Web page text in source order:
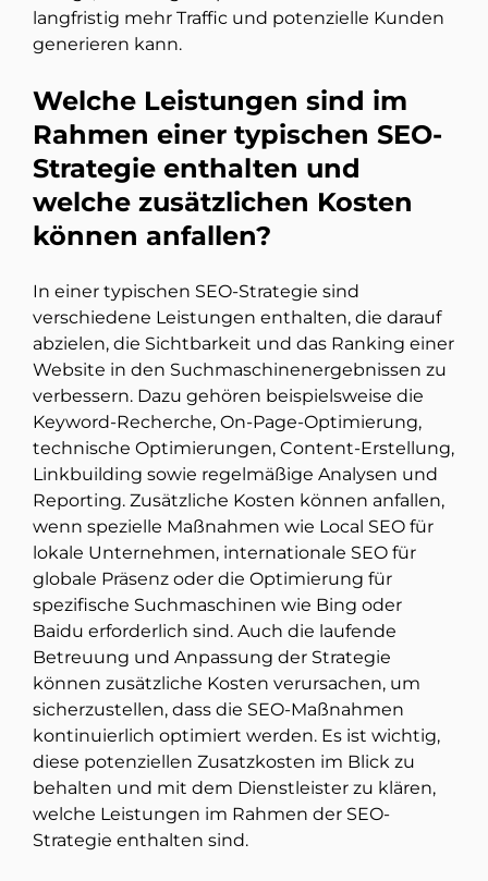
langfristig mehr Traffic und potenzielle Kunden
generieren kann.
Welche Leistungen sind im
Rahmen einer typischen SEO-
Strategie enthalten und
welche zusätzlichen Kosten
können anfallen?
In einer typischen SEO-Strategie sind
verschiedene Leistungen enthalten, die darauf
abzielen, die Sichtbarkeit und das Ranking einer
Website in den Suchmaschinenergebnissen zu
verbessern. Dazu gehören beispielsweise die
Keyword-Recherche, On-Page-Optimierung,
technische Optimierungen, Content-Erstellung,
Linkbuilding sowie regelmäßige Analysen und
Reporting. Zusätzliche Kosten können anfallen,
wenn spezielle Maßnahmen wie Local SEO für
lokale Unternehmen, internationale SEO für
globale Präsenz oder die Optimierung für
spezifische Suchmaschinen wie Bing oder
Baidu erforderlich sind. Auch die laufende
Betreuung und Anpassung der Strategie
können zusätzliche Kosten verursachen, um
sicherzustellen, dass die SEO-Maßnahmen
kontinuierlich optimiert werden. Es ist wichtig,
diese potenziellen Zusatzkosten im Blick zu
behalten und mit dem Dienstleister zu klären,
welche Leistungen im Rahmen der SEO-
Strategie enthalten sind.